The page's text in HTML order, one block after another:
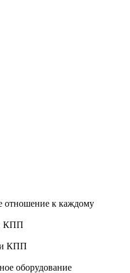
отношение к каждому
КПП
и КПП
оборудование